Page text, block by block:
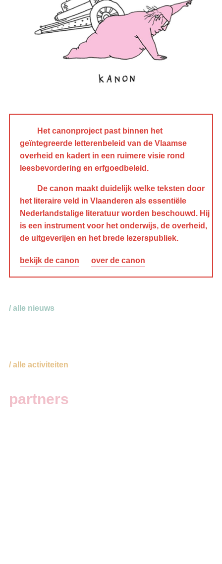
Het canonproject past binnen het
geïntegreerde letterenbeleid van de Vlaamse
overheid en kadert in een ruimere visie rond
leesbevordering en erfgoedbeleid.
De canon maakt duidelijk welke teksten door
het literaire veld in Vlaanderen als essentiële
Nederlandstalige literatuur worden beschouwd. Hij
is een instrument voor het onderwijs, de overheid,
de uitgeverijen en het brede lezerspubliek.
bekijk de canon over de canon
/ alle nieuws
/ alle activiteiten
partners